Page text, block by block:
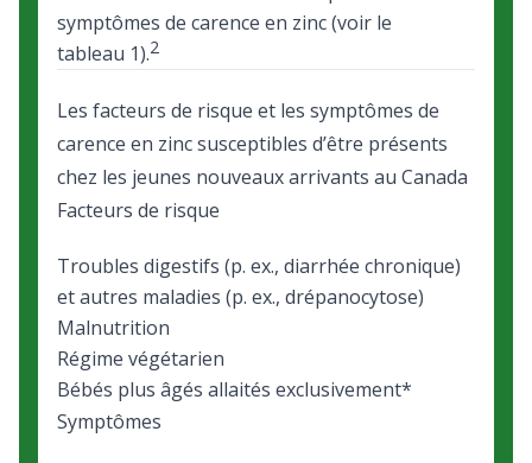
symptômes de carence en zinc (voir le
tableau 1).2
Les facteurs de risque et les symptômes de
carence en zinc susceptibles d’être présents
chez les jeunes nouveaux arrivants au Canada
Facteurs de risque
Troubles digestifs (p. ex., diarrhée chronique)
et autres maladies (p. ex., drépanocytose)
Malnutrition
Régime végétarien
Bébés plus âgés allaités exclusivement*
Symptômes